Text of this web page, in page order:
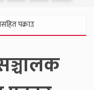
Twitterपक्राउ